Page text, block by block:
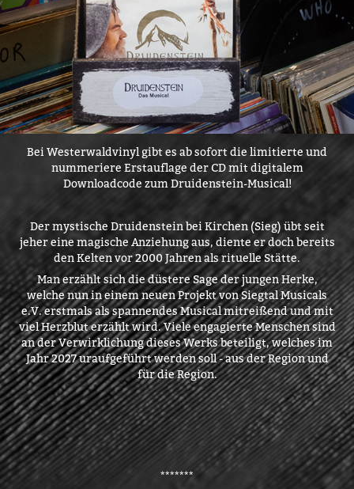
Bei Westerwaldvinyl gibt es ab sofort die limitierte und
nummeriere Erstauflage der CD mit digitalem
Downloadcode zum Druidenstein-Musical!
Der mystische Druidenstein bei Kirchen (Sieg) übt seit
jeher eine magische Anziehung aus, diente er doch bereits
den Kelten vor 2000 Jahren als rituelle Stätte.
Man erzählt sich die düstere Sage der jungen Herke,
welche nun in einem neuen Projekt von Siegtal Musicals
e.V. erstmals als spannendes Musical mitreißend und mit
viel Herzblut erzählt wird.Viele engagierte Menschen sind
an der Verwirklichung dieses Werks beteiligt, welches im
Jahr 2027 uraufgeführt werden soll - aus der Region und
für die Region.
​​​​​​​​​​​​​​*******